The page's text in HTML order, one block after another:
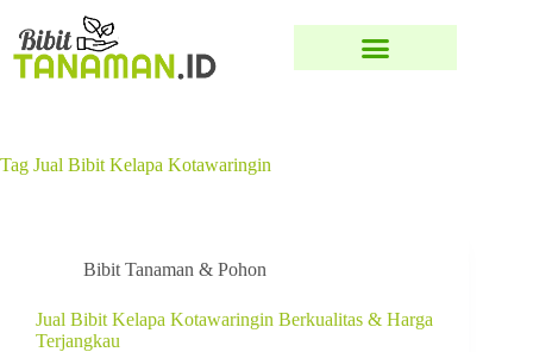
Tag Jual Bibit Kelapa Kotawaringin
Bibit Tanaman & Pohon
Jual Bibit Kelapa Kotawaringin Berkualitas & Harga
Terjangkau